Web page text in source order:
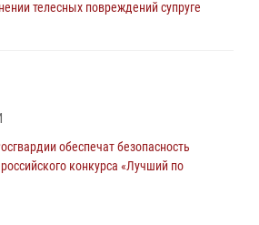
телесных повреждений супруге
4
Отечества: центр лицензионно-
очередную партию вооружения в
обеспечат безопасность
конкурса «Лучший по